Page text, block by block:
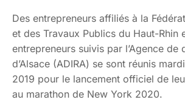
Des entrepreneurs affiliés à la
et des Travaux Publics du Haut-Rhin
entrepreneurs suivis par l’Agence de
d’Alsace (ADIRA) se sont réunis
2019 pour le lancement officiel de
au marathon de New York 2020.